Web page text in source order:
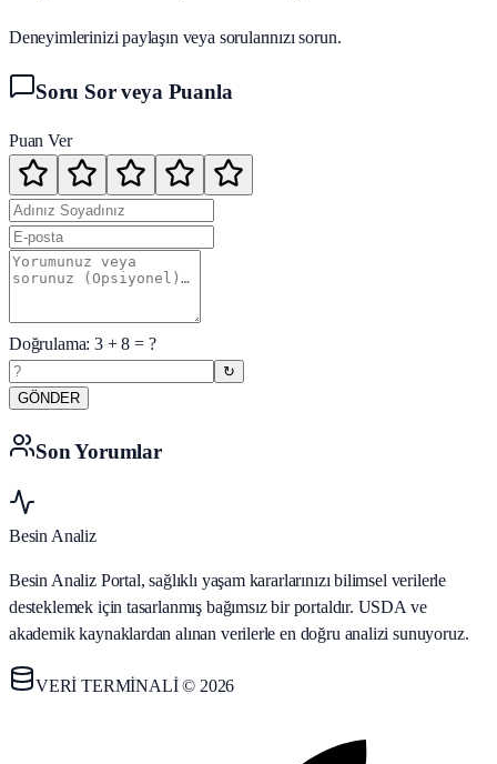
Deneyimlerinizi paylaşın veya sorularınızı sorun.
Soru Sor veya Puanla
Puan Ver
Doğrulama:3+8 = ?
↻
GÖNDER
Son Yorumlar
Besin Analiz
Besin Analiz Portal, sağlıklı yaşam kararlarınızı bilimsel verilerle
desteklemek için tasarlanmış bağımsız bir portaldır. USDA ve
akademik kaynaklardan alınan verilerle en doğru analizi sunuyoruz.
VERİ TERMİNALİ © 2026